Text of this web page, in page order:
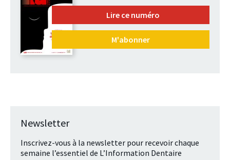
Lire ce numéro
M'abonner
Newsletter
Inscrivez-vous à la newsletter pour recevoir chaque
semaine l’essentiel de L’Information Dentaire